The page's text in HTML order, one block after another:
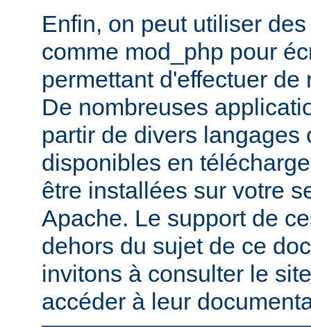
Enfin, on peut utiliser
comme mod_php pour
permettant d'effectuer
De nombreuses
partir de divers langages
disponibles en
être installées sur votre
Apache. Le support de
dehors du sujet de ce
invitons à consulter le
accéder à leur